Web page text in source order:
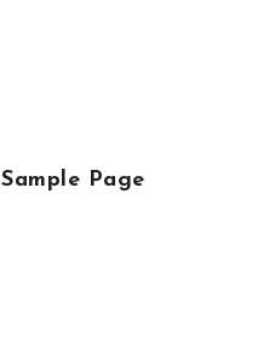
Sample Page